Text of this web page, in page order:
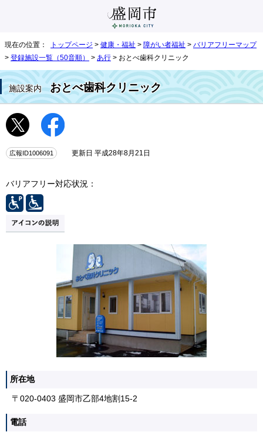
現在の位置： トップページ > 健康・福祉 > 障がい者福祉 > バリアフリーマップ
> 登録施設一覧（50音順） > あ行 > おとべ歯科クリニック
施設案内 おとべ歯科クリニック
広報ID1006091 更新日 平成28年8月21日
バリアフリー対応状況：
所在地
〒020-0403 盛岡市乙部4地割15-2
電話